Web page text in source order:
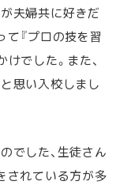
夫婦共に好きだ
て『プロの技を習
でした。また、
思い入校しまし
でした、生徒さん
されている方が多